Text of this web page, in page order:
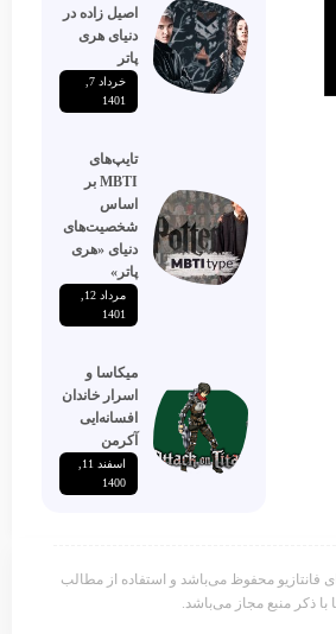
اصیل زاده‌ در
دنیای هری
پاتر
1401
تایپ‌های
MBTI بر
اساس
شخصیت‌های
دنیای «هری
پاتر»
1401
میکاسا و
اسرار خاندان
افسانه‌ایی
آکرمن
1400
فانتازیو محفوظ می‌باشد و استفاده از مطالب
با ذکر منبع مجاز می‌باشد.